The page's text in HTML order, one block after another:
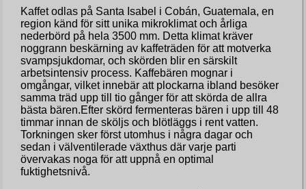
Kaffet odlas på Santa Isabel i Cobán, Guatemala, en
region känd för sitt unika mikroklimat och årliga
nederbörd på hela 3500 mm. Detta klimat kräver
noggrann beskärning av kaffeträden för att motverka
svampsjukdomar, och skörden blir en särskilt
arbetsintensiv process. Kaffebären mognar i
omgångar, vilket innebär att plockarna ibland besöker
samma träd upp till tio gånger för att skörda de allra
bästa bären.Efter skörd fermenteras bären i upp till 48
timmar innan de sköljs och blötläggs i rent vatten.
Torkningen sker först utomhus i några dagar och
sedan i välventilerade växthus där varje parti
övervakas noga för att uppnå en optimal
fuktighetsnivå.